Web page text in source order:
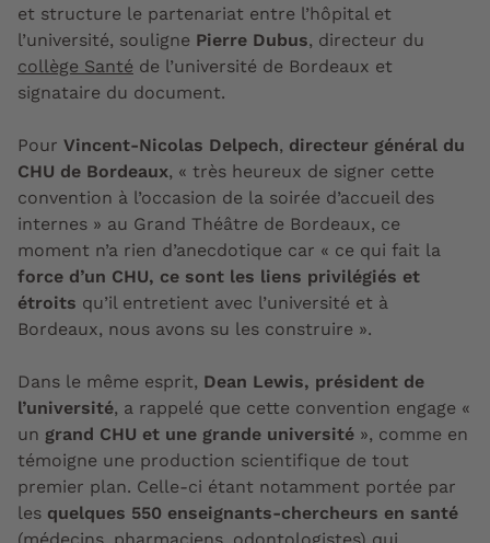
et structure le partenariat entre l’hôpital et
l’université, souligne Pierre Dubus, directeur du
collège Santé de l’université de Bordeaux et
signataire du document.
Pour Vincent-Nicolas Delpech, directeur général du
CHU de Bordeaux, « très heureux de signer cette
convention à l’occasion de la soirée d’accueil des
internes » au Grand Théâtre de Bordeaux, ce
moment n’a rien d’anecdotique car « ce qui fait la
force d’un CHU, ce sont les liens privilégiés et
étroits qu’il entretient avec l’université et à
Bordeaux, nous avons su les construire ».
Dans le même esprit, Dean Lewis, président de
l’université, a rappelé que cette convention engage «
un grand CHU et une grande université », comme en
témoigne une production scientifique de tout
premier plan. Celle-ci étant notamment portée par
les quelques 550 enseignants-chercheurs en santé